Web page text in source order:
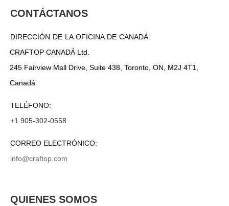
QUIENES SOMOS
CONTÁCTANOS
DIRECCIÓN DE LA OFICINA DE CANADÁ:
CRAFTOP CANADÁ Ltd.
245 Fairview Mall Drive, Suite 438, Toronto, ON, M2J 4T1,
Canadá
TELÉFONO:
+1 905-302-0558
CORREO ELECTRÓNICO:
info@craftop.com